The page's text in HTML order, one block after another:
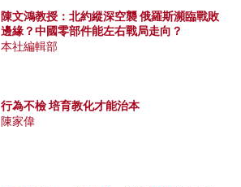
陳文鴻教授：北約縱深空襲 俄羅斯瀕臨戰敗
邊緣？中國零部件能左右戰局走向？
本社編輯部
行為不檢 培育教化才能治本
陳家偉